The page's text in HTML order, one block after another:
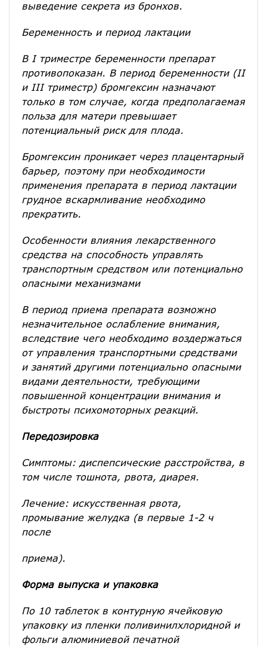
выведение секрета из бронхов.
Беременность и период лактации
В I триместре беременности препарат
противопоказан. В период беременности (II
и III триместр) бромгексин назначают
только в том случае, когда предполагаемая
польза для матери превышает
потенциальный риск для плода.
Бромгексин проникает через плацентарный
барьер, поэтому при необходимости
применения препарата в период лактации
грудное вскармливание необходимо
прекратить.
Особенности влияния лекарственного
средства на способность управлять
транспортным средством или потенциально
опасными механизмами
В период приема препарата возможно
незначительное ослабление внимания,
вследствие чего необходимо воздержаться
от управления транспортными средствами
и занятий другими потенциально опасными
видами деятельности, требующими
повышенной концентрации внимания и
быстроты психомоторных реакций.
Передозировка
Симптомы: диспепсические расстройства, в
том числе тошнота, рвота, диарея.
Лечение: искусственная рвота,
промывание желудка (в первые 1-2 ч
после
приема).
Форма выпуска и упаковка
По 10 таблеток в контурную ячейковую
упаковку из пленки поливинилхлоридной и
фольги алюминиевой печатной